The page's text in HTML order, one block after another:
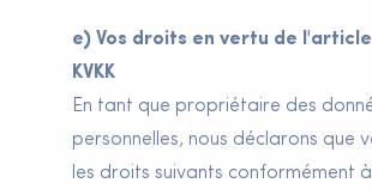
e) Vos droits en vertu de l'article
KVKK
En tant que propriétaire des
personnelles, nous déclarons que
les droits suivants conformément à